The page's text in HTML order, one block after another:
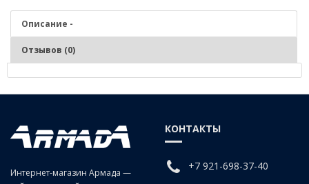
Описание -
Отзывов (0)
СТАЛЬ Р6М5
Интернет-магазин Армада —
КОНТАКТЫ
+7 921-698-37-40